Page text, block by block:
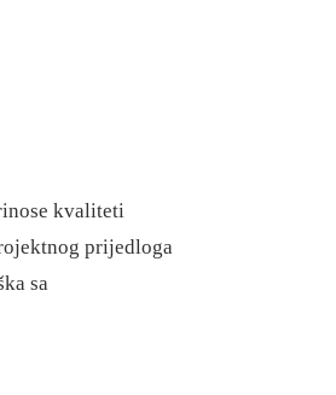
kvaliteti
prijedloga
sa